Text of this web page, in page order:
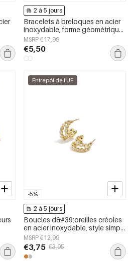
2 à 5 jours
Bracelets à breloques en acier
inoxydable, forme géométrique,
collection Simple Daily Simple,
bijoux pour femmes
MSRP €17,99
€5,50
-5%
Entrepôt de l'UE
2 à 5 jours
Boucles d&#39;oreilles créoles
en acier inoxydable, style simple
et quotidien, collection de
bijoux pour femmes
MSRP €12,99
€3,75 €3,95